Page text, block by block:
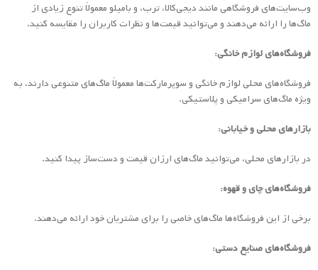
وب‌سایت‌های فروشگاهی مانند دیجی‌کالا، ترب، و بامیلو معمولاً تنوع زیادی از
ماگ‌ها را ارائه می‌دهند و می‌توانید قیمت‌ها و نظرات کاربران را مقایسه کنید.
فروشگاه‌های لوازم خانگی:
فروشگاه‌های محلی لوازم خانگی و سوپرمارکت‌ها معمولاً ماگ‌های متنوعی دارند، به
ویژه ماگ‌های سرامیکی و پلاستیکی.
بازارهای محلی و خیابانی:
در بازارهای محلی، می‌توانید ماگ‌های ارزان قیمت و دست‌ساز پیدا کنید.
فروشگاه‌های چای و قهوه:
برخی از این فروشگاه‌ها ماگ‌های خاصی را برای مشتریان خود ارائه می‌دهند.
فروشگاه‌های صنایع دستی: